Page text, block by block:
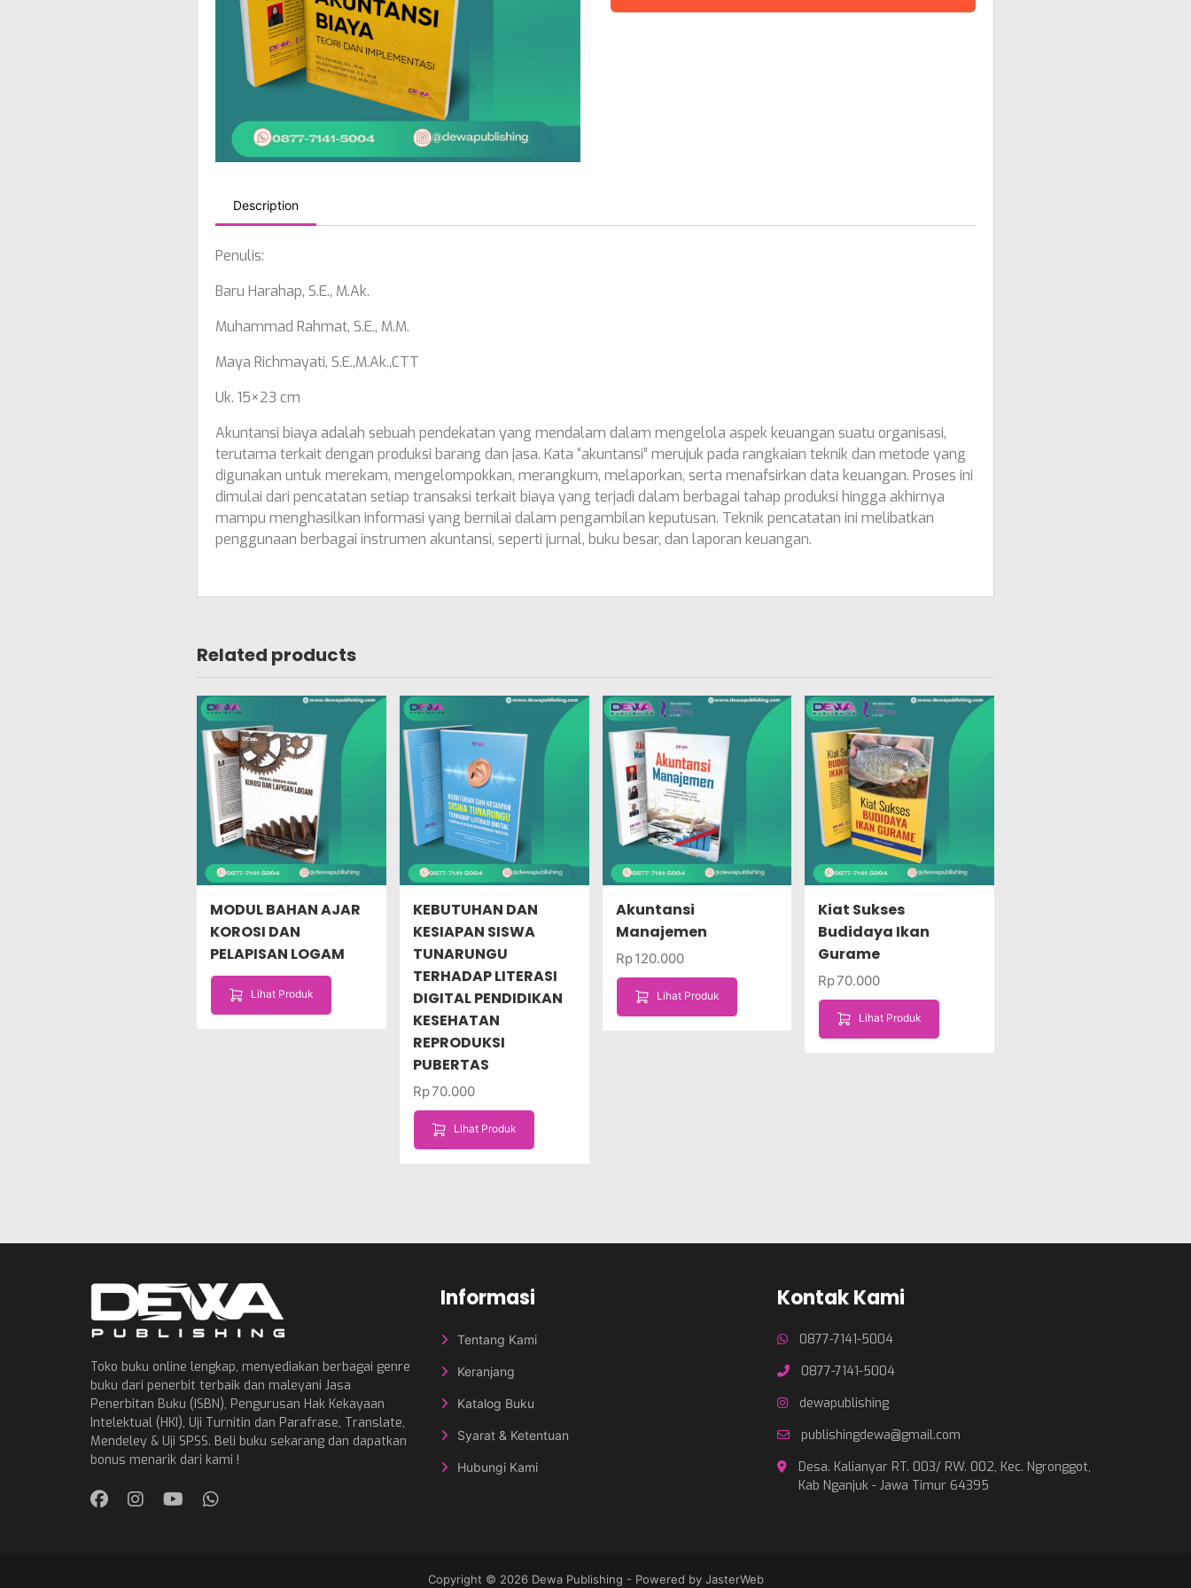
Description
Penulis:
Baru Harahap, S.E., M.Ak.
Muhammad Rahmat, S.E., M.M.
Maya Richmayati, S.E.,M.Ak.,CTT
Uk. 15×23 cm
Akuntansi biaya adalah sebuah pendekatan yang mendalam dalam mengelola aspek keuangan suatu organisasi,
terutama terkait dengan produksi barang dan jasa. Kata “akuntansi” merujuk pada rangkaian teknik dan metode yang
digunakan untuk merekam, mengelompokkan, merangkum, melaporkan, serta menafsirkan data keuangan. Proses ini
dimulai dari pencatatan setiap transaksi terkait biaya yang terjadi dalam berbagai tahap produksi hingga akhirnya
mampu menghasilkan informasi yang bernilai dalam pengambilan keputusan. Teknik pencatatan ini melibatkan
penggunaan berbagai instrumen akuntansi, seperti jurnal, buku besar, dan laporan keuangan.
Related products
MODUL BAHAN AJAR
KOROSI DAN
PELAPISAN LOGAM
Lihat Produk
KEBUTUHAN DAN
KESIAPAN SISWA
TUNARUNGU
TERHADAP LITERASI
DIGITAL PENDIDIKAN
KESEHATAN
REPRODUKSI
PUBERTAS
Rp70.000
Lihat Produk
Akuntansi
Manajemen
Rp120.000
Lihat Produk
Kiat Sukses
Budidaya Ikan
Gurame
Rp70.000
Lihat Produk
Toko buku online lengkap, menyediakan berbagai genre
buku dari penerbit terbaik dan maleyani Jasa
Penerbitan Buku (ISBN), Pengurusan Hak Kekayaan
Intelektual (HKI), Uji Turnitin dan Parafrase, Translate,
Mendeley & Uji SPSS. Beli buku sekarang dan dapatkan
bonus menarik dari kami !
Informasi
Tentang Kami
Keranjang
Katalog Buku
Syarat & Ketentuan
Hubungi Kami
Kontak Kami
0877-7141-5004
0877-7141-5004
dewapublishing
publishingdewa@gmail.com
Desa. Kalianyar RT. 003/ RW. 002, Kec. Ngronggot,
Kab Nganjuk - Jawa Timur 64395
Copyright © 2026 Dewa Publishing - Powered by JasterWeb